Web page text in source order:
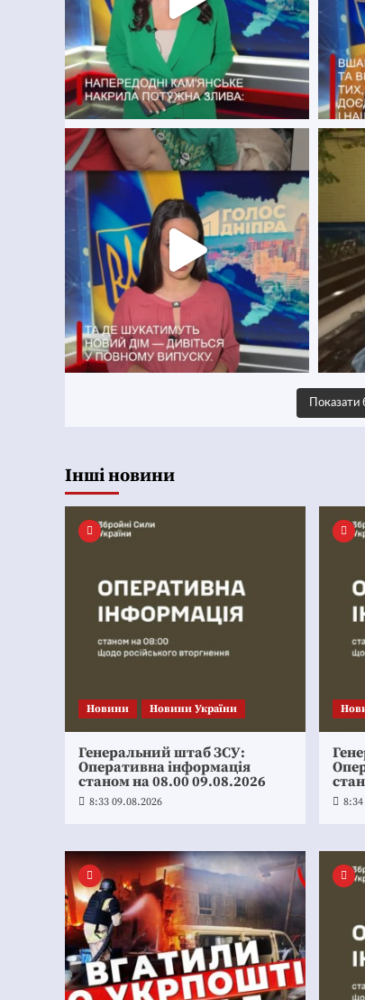
Інші новини
Новини Новини України
Генеральний штаб ЗСУ:
Оперативна інформація
станом на 08.00 09.08.2026
8:33 09.08.2026